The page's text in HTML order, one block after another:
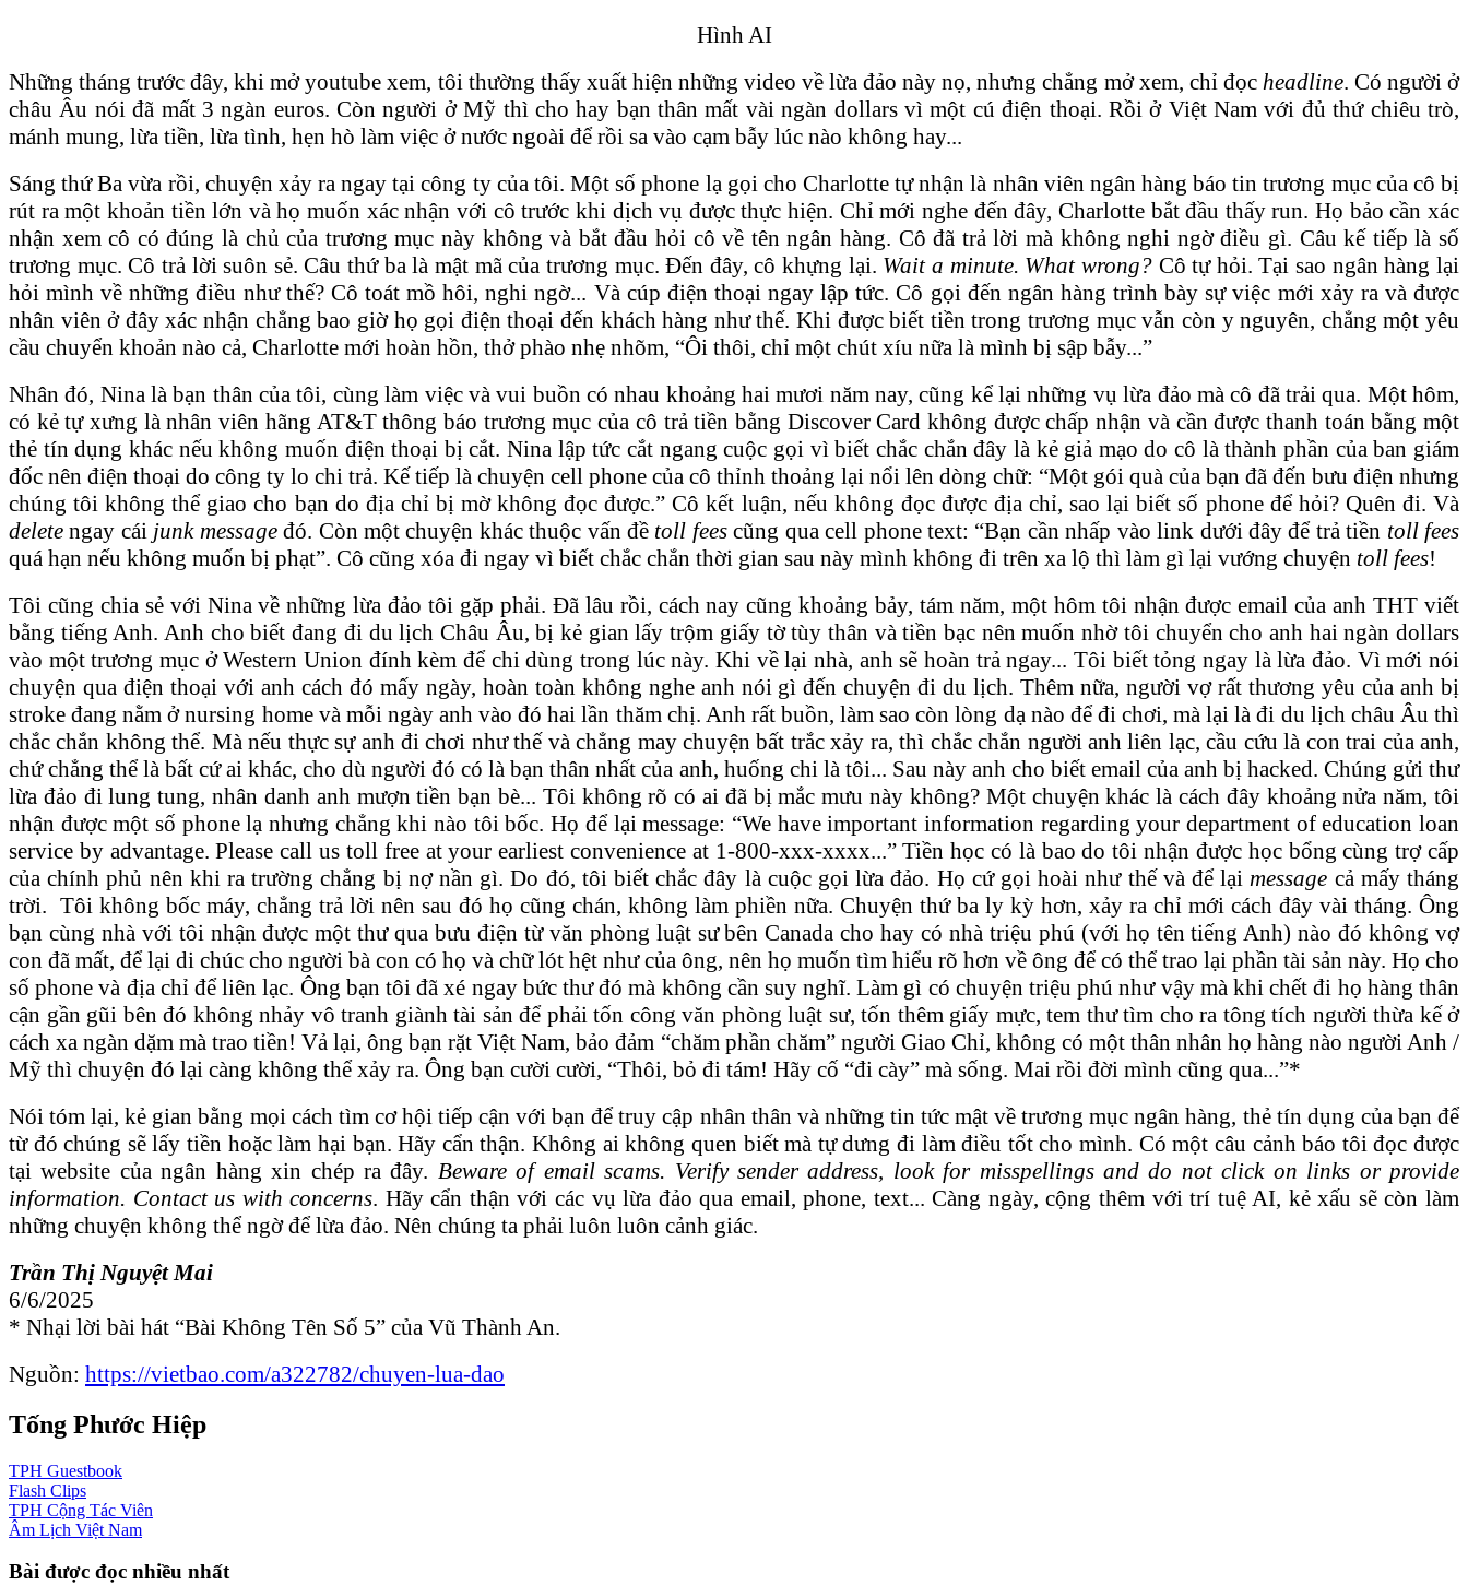
Hình AI
Những tháng trước đây, khi mở youtube xem, tôi thường thấy xuất hiện những video về lừa đảo này nọ, nhưng chẳng mở xem, chỉ đọc headline. Có người ở
châu Âu nói đã mất 3 ngàn euros. Còn người ở Mỹ thì cho hay bạn thân mất vài ngàn dollars vì một cú điện thoại. Rồi ở Việt Nam với đủ thứ chiêu trò,
mánh mung, lừa tiền, lừa tình, hẹn hò làm việc ở nước ngoài để rồi sa vào cạm bẫy lúc nào không hay...
Sáng thứ Ba vừa rồi, chuyện xảy ra ngay tại công ty của tôi. Một số phone lạ gọi cho Charlotte tự nhận là nhân viên ngân hàng báo tin trương mục của cô bị
rút ra một khoản tiền lớn và họ muốn xác nhận với cô trước khi dịch vụ được thực hiện. Chỉ mới nghe đến đây, Charlotte bắt đầu thấy run. Họ bảo cần xác
nhận xem cô có đúng là chủ của trương mục này không và bắt đầu hỏi cô về tên ngân hàng. Cô đã trả lời mà không nghi ngờ điều gì. Câu kế tiếp là số
trương mục. Cô trả lời suôn sẻ. Câu thứ ba là mật mã của trương mục. Đến đây, cô khựng lại. Wait a minute. What wrong?Cô tự hỏi. Tại sao ngân hàng lại
hỏi mình về những điều như thế? Cô toát mồ hôi, nghi ngờ... Và cúp điện thoại ngay lập tức. Cô gọi đến ngân hàng trình bày sự việc mới xảy ra và được
nhân viên ở đây xác nhận chẳng bao giờ họ gọi điện thoại đến khách hàng như thế. Khi được biết tiền trong trương mục vẫn còn y nguyên, chẳng một yêu
cầu chuyển khoản nào cả, Charlotte mới hoàn hồn, thở phào nhẹ nhõm, “Ôi thôi, chỉ một chút xíu nữa là mình bị sập bẫy...”
Nhân đó, Nina là bạn thân của tôi, cùng làm việc và vui buồn có nhau khoảng hai mươi năm nay, cũng kể lại những vụ lừa đảo mà cô đã trải qua. Một hôm,
có kẻ tự xưng là nhân viên hãng AT&T thông báo trương mục của cô trả tiền bằng Discover Card không được chấp nhận và cần được thanh toán bằng một
thẻ tín dụng khác nếu không muốn điện thoại bị cắt. Nina lập tức cắt ngang cuộc gọi vì biết chắc chắn đây là kẻ giả mạo do cô là thành phần của ban giám
đốc nên điện thoại do công ty lo chi trả. Kế tiếp là chuyện cell phone của cô thỉnh thoảng lại nổi lên dòng chữ: “Một gói quà của bạn đã đến bưu điện nhưng
chúng tôi không thể giao cho bạn do địa chỉ bị mờ không đọc được.” Cô kết luận, nếu không đọc được địa chỉ, sao lại biết số phone để hỏi? Quên đi. Và
delete ngay cái junk messageđó. Còn một chuyện khác thuộc vấn đề toll feescũng qua cell phone text: “Bạn cần nhấp vào link dưới đây để trả tiền toll fees
quá hạn nếu không muốn bị phạt”. Cô cũng xóa đi ngay vì biết chắc chắn thời gian sau này mình không đi trên xa lộ thì làm gì lại vướng chuyện toll fees!
Tôi cũng chia sẻ với Nina về những lừa đảo tôi gặp phải. Đã lâu rồi, cách nay cũng khoảng bảy, tám năm, một hôm tôi nhận được email của anh THT viết
bằng tiếng Anh. Anh cho biết đang đi du lịch Châu Âu, bị kẻ gian lấy trộm giấy tờ tùy thân và tiền bạc nên muốn nhờ tôi chuyển cho anh hai ngàn dollars
vào một trương mục ở Western Union đính kèm để chi dùng trong lúc này. Khi về lại nhà, anh sẽ hoàn trả ngay... Tôi biết tỏng ngay là lừa đảo. Vì mới nói
chuyện qua điện thoại với anh cách đó mấy ngày, hoàn toàn không nghe anh nói gì đến chuyện đi du lịch. Thêm nữa, người vợ rất thương yêu của anh bị
stroke đang nằm ở nursing home và mỗi ngày anh vào đó hai lần thăm chị. Anh rất buồn, làm sao còn lòng dạ nào để đi chơi, mà lại là đi du lịch châu Âu thì
chắc chắn không thể. Mà nếu thực sự anh đi chơi như thế và chẳng may chuyện bất trắc xảy ra, thì chắc chắn người anh liên lạc, cầu cứu là con trai của anh,
chứ chẳng thể là bất cứ ai khác, cho dù người đó có là bạn thân nhất của anh, huống chi là tôi... Sau này anh cho biết email của anh bị hacked. Chúng gửi thư
lừa đảo đi lung tung, nhân danh anh mượn tiền bạn bè... Tôi không rõ có ai đã bị mắc mưu này không? Một chuyện khác là cách đây khoảng nửa năm, tôi
nhận được một số phone lạ nhưng chẳng khi nào tôi bốc. Họ để lại message: “We have important information regarding your department of education loan
service by advantage. Please call us toll free at your earliest convenience at 1-800-xxx-xxxx...” Tiền học có là bao do tôi nhận được học bổng cùng trợ cấp
của chính phủ nên khi ra trường chẳng bị nợ nần gì. Do đó, tôi biết chắc đây là cuộc gọi lừa đảo. Họ cứ gọi hoài như thế và để lạimessage cả mấy tháng
trời. Tôi không bốc máy, chẳng trả lời nên sau đó họ cũng chán, không làm phiền nữa. Chuyện thứ ba ly kỳ hơn, xảy ra chỉ mới cách đây vài tháng. Ông
bạn cùng nhà với tôi nhận được một thư qua bưu điện từ văn phòng luật sư bên Canada cho hay có nhà triệu phú (với họ tên tiếng Anh) nào đó không vợ
con đã mất, để lại di chúc cho người bà con có họ và chữ lót hệt như của ông, nên họ muốn tìm hiểu rõ hơn về ông để có thể trao lại phần tài sản này. Họ cho
số phone và địa chỉ để liên lạc. Ông bạn tôi đã xé ngay bức thư đó mà không cần suy nghĩ. Làm gì có chuyện triệu phú như vậy mà khi chết đi họ hàng thân
cận gần gũi bên đó không nhảy vô tranh giành tài sản để phải tốn công văn phòng luật sư, tốn thêm giấy mực, tem thư tìm cho ra tông tích người thừa kế ở
cách xa ngàn dặm mà trao tiền! Vả lại, ông bạn rặt Việt Nam, bảo đảm “chăm phần chăm” người Giao Chỉ, không có một thân nhân họ hàng nào người Anh /
Mỹ thì chuyện đó lại càng không thể xảy ra. Ông bạn cười cười, “Thôi, bỏ đi tám! Hãy cố “đi cày” mà sống. Mai rồi đời mình cũng qua...”*
Nói tóm lại, kẻ gian bằng mọi cách tìm cơ hội tiếp cận với bạn để truy cập nhân thân và những tin tức mật về trương mục ngân hàng, thẻ tín dụng của bạn để
từ đó chúng sẽ lấy tiền hoặc làm hại bạn. Hãy cẩn thận. Không ai không quen biết mà tự dưng đi làm điều tốt cho mình. Có một câu cảnh báo tôi đọc được
tại website của ngân hàng xin chép ra đây. Beware of email scams. Verify sender address, look for misspellings and do not click on links or provide
information. Contact us with concerns. Hãy cẩn thận với các vụ lừa đảo qua email, phone, text... Càng ngày, cộng thêm với trí tuệ AI, kẻ xấu sẽ còn làm
những chuyện không thể ngờ để lừa đảo. Nên chúng ta phải luôn luôn cảnh giác.
Trần Thị Nguyệt Mai
6/6/2025
* Nhại lời bài hát “Bài Không Tên Số 5” của Vũ Thành An.
Nguồn: https://vietbao.com/a322782/chuyen-lua-dao
Tống Phước Hiệp
TPH Guestbook
Flash Clips
TPH Cộng Tác Viên
Âm Lịch Việt Nam
Bài được đọc nhiều nhất